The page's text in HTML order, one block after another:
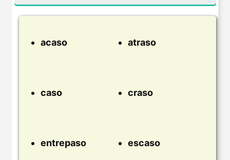
acaso atraso
caso craso
entrepaso escaso